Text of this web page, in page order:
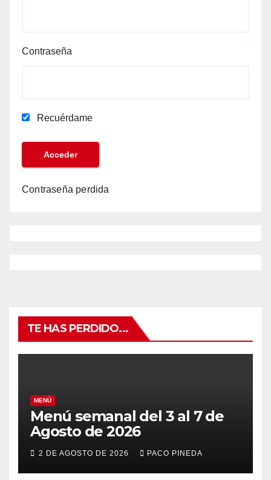
Contraseña
Recuérdame
Contraseña perdida
TE HAS PERDIDO...
MENÚ
Menú semanal del 3 al 7 de
Agosto de 2026
2 DE AGOSTO DE 2026 PACO PINEDA